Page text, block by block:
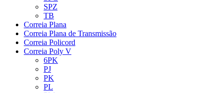
SPZ
TB
Correia Plana
Correia Plana de Transmissão
Correia Policord
Correia Poly V
6PK
PJ
PK
PL